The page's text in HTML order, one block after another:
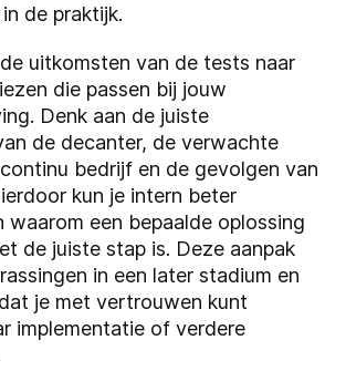
de praktijk.
uitkomsten van de tests naar
die passen bij jouw
Denk aan de juiste
de decanter, de verwachte
bedrijf en de gevolgen van
kun je intern beter
waarom een bepaalde oplossing
de juiste stap is. Deze aanpak
in een later stadium en
je met vertrouwen kunt
implementatie of verdere